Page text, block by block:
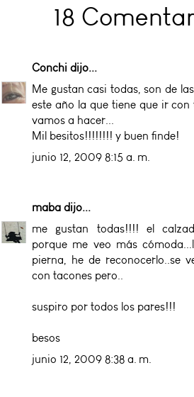
18
Conchi dijo...
Me gustan casi todas, son de
este año la que tiene que ir
vamos a hacer...
Mil besitos!!!!!!!! y buen finde!
junio 12, 2009 8:15 a. m.
maba dijo...
me gustan todas!!!! el
porque me veo más
pierna, he de reconocerlo..se
con tacones pero..
suspiro por todos los pares!!!
besos
junio 12, 2009 8:38 a. m.